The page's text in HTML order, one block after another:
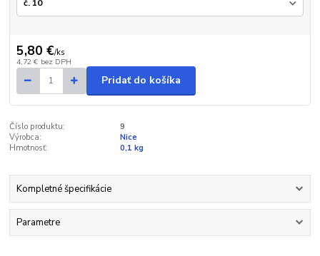
5,80 €/ks
4,72 € bez DPH
Pridať do košíka
Číslo produktu:
9
Výrobca:
Nice
Hmotnosť:
0,1 kg
Kompletné špecifikácie
Parametre